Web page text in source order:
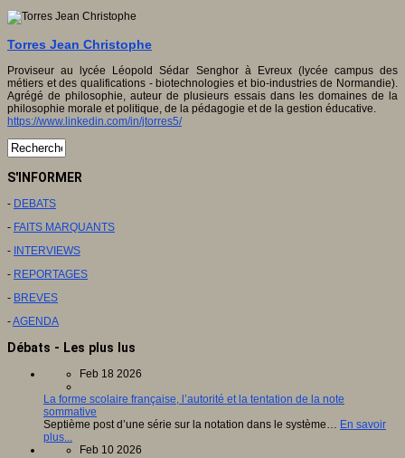
Torres Jean Christophe
Proviseur au lycée Léopold Sédar Senghor à Evreux (lycée campus des
métiers et des qualifications - biotechnologies et bio-industries de Normandie).
Agrégé de philosophie, auteur de plusieurs essais dans les domaines de la
philosophie morale et politique, de la pédagogie et de la gestion éducative.
https://www.linkedin.com/in/jtorres5/
S'INFORMER
- DEBATS
- FAITS MARQUANTS
- INTERVIEWS
- REPORTAGES
- BREVES
-AGENDA
Débats - Les plus lus
Feb 18 2026
La forme scolaire française, l’autorité et la tentation de la note
sommative
Septième post d’une série sur la notation dans le système… En savoir
plus...
Feb 10 2026